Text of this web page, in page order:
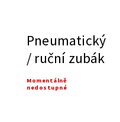
Pneumatický
/ ruční zubák
Momentálně
nedostupné